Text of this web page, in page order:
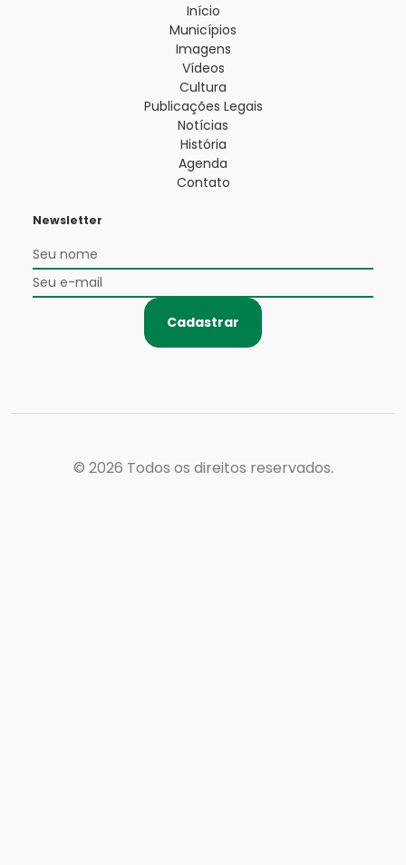
Início
Municípios
Imagens
Vídeos
Cultura
Publicações Legais
Notícias
História
Agenda
Contato
Newsletter
Cadastrar
© 2026 Todos os direitos reservados.